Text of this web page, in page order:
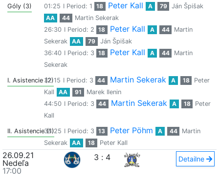
Góly (3) 01:25 I Period: 1 18 Peter Kall A 79
Ján Špišak
AA
44
Martin Sekerak
26:30 I Period: 2 18 Peter Kall A 44
Martin
Sekerak
AA 79
Ján Špišak
36:40 I Period: 3 18 Peter Kall A 44
Martin
Sekerak
I. Asistencie (2)32:15 I Period: 3 44 Martin Sekerak A 18
Peter
Kall
AA 91
Marek Ilenin
44:50 I Period: 3 44 Martin Sekerak A 18
Peter
Kall
II. Asistencie (1)
38:25 I Period: 3 13 Peter Pöhm A 44
Martin
Sekerak
AA 18 Peter Kall
26.09.21
Nedeľa
17:00
3 : 4 Detailne